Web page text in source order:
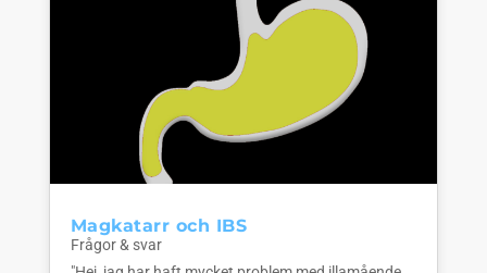
Magkatarr och IBS
Frågor & svar